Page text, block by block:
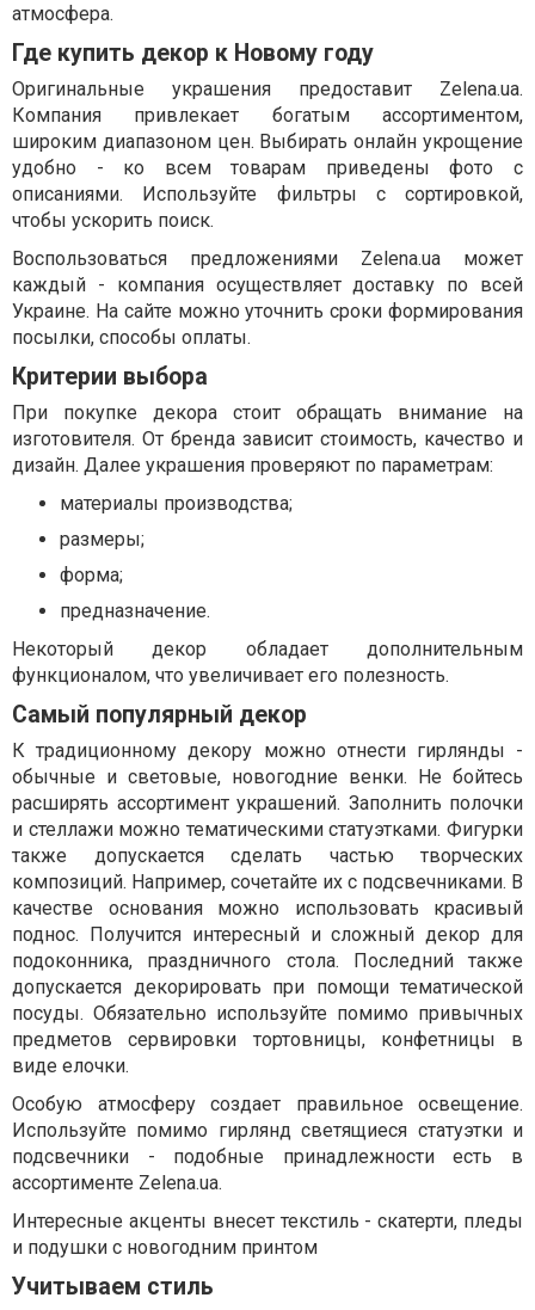
атмосфера.
Где купить декор к Новому году
Оригинальные украшения предоставит Zelena.ua.
Компания привлекает богатым ассортиментом,
широким диапазоном цен. Выбирать онлайн укрощение
удобно - ко всем товарам приведены фото с
описаниями. Используйте фильтры с сортировкой,
чтобы ускорить поиск.
Воспользоваться предложениями Zelena.ua может
каждый - компания осуществляет доставку по всей
Украине. На сайте можно уточнить сроки формирования
посылки, способы оплаты.
Критерии выбора
При покупке декора стоит обращать внимание на
изготовителя. От бренда зависит стоимость, качество и
дизайн. Далее украшения проверяют по параметрам:
материалы производства;
размеры;
форма;
предназначение.
Некоторый декор обладает дополнительным
функционалом, что увеличивает его полезность.
Самый популярный декор
К традиционному декору можно отнести гирлянды -
обычные и световые, новогодние венки. Не бойтесь
расширять ассортимент украшений. Заполнить полочки
и стеллажи можно тематическими статуэтками. Фигурки
также допускается сделать частью творческих
композиций. Например, сочетайте их с подсвечниками. В
качестве основания можно использовать красивый
поднос. Получится интересный и сложный декор для
подоконника, праздничного стола. Последний также
допускается декорировать при помощи тематической
посуды. Обязательно используйте помимо привычных
предметов сервировки тортовницы, конфетницы в
виде елочки.
Особую атмосферу создает правильное освещение.
Используйте помимо гирлянд светящиеся статуэтки и
подсвечники - подобные принадлежности есть в
ассортименте Zelena.ua.
Интересные акценты внесет текстиль - скатерти, пледы
и подушки с новогодним принтом
Учитываем стиль